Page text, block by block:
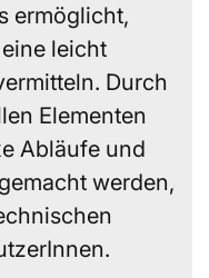
ermöglicht,
leicht
Durch
Elementen
Abläufe und
werden,